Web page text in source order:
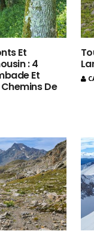
Et
: 4
Et
De